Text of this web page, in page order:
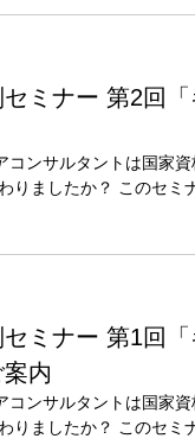
ミナー 第2回
コンサルタントは国家
りましたか？ このセミ
ミナー 第1回
内
コンサルタントは国家
りましたか？ このセミ